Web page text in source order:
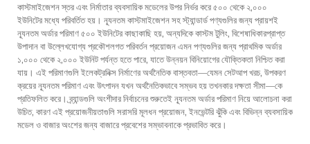
কাস্টমাইজেশন স্তর এবং নির্মাতার ব্যবসায়িক মডেলের উপর নির্ভর করে ৫০০ থেকে ২,০০০
ইউনিটের মধ্যে পরিবর্তিত হয়। ন্যূনতম কাস্টমাইজেশন সহ স্ট্যান্ডার্ড পণ্যগুলির জন্য প্রায়শই
ন্যূনতম অর্ডার পরিমাণ ৫০০ ইউনিটের কাছাকাছি হয়, অন্যদিকে কাস্টম টুলিং, বিশেষাধিকারপ্রাপ্ত
উপাদান বা উল্লেখযোগ্য প্রকৌশলগত পরিবর্তন প্রয়োজন এমন পণ্যগুলির জন্য প্রাথমিক অর্ডার
১,০০০ থেকে ২,০০০ ইউনিট পর্যন্ত হতে পারে, যাতে উন্নয়ন বিনিয়োগের যৌক্তিকতা নিশ্চিত করা
যায়। এই পরিমাণগুলি ইলেকট্রনিক্স নির্মাণের অর্থনৈতিক বাস্তবতা—যেমন সেটআপ খরচ, উপকরণ
ক্রয়ের ন্যূনতম পরিমাণ এবং উৎপাদন যখন অর্থনৈতিকভাবে সম্ভব হয় তখনকার দক্ষতা সীমা—কে
প্রতিফলিত করে। ব্র্যান্ডগুলি অংশীদার নির্বাচনের শুরুতেই ন্যূনতম অর্ডার পরিমাণ নিয়ে আলোচনা করা
উচিত, কারণ এই প্রয়োজনীয়তাগুলি সরাসরি মূলধন প্রয়োজন, ইনভেন্টরি ঝুঁকি এবং বিভিন্ন ব্যবসায়িক
মডেল ও বাজার অংশের জন্য বাজারে প্রবেশের সম্ভাবনাকে প্রভাবিত করে।